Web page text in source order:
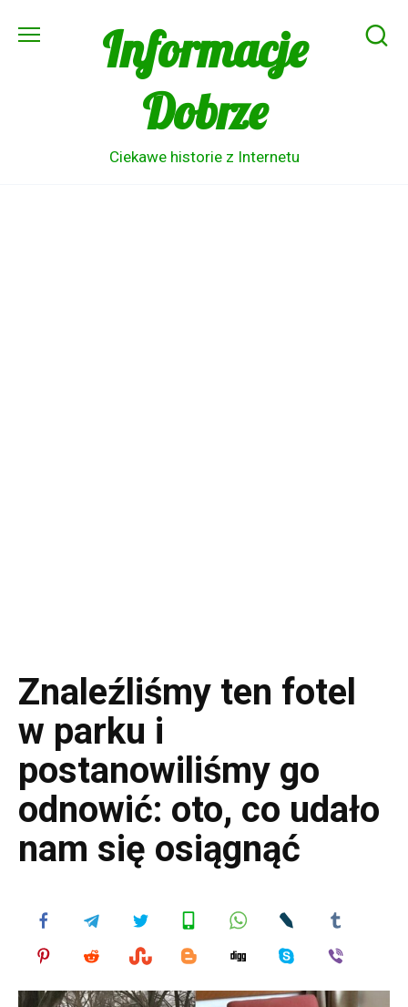
Informacje
Dobrze
Ciekawe historie z Internetu
Znaleźliśmy ten fotel
w parku i
postanowiliśmy go
odnowić: oto, co udało
nam się osiągnąć